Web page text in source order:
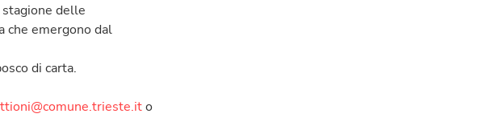
delle
che emergono dal
di carta.
o